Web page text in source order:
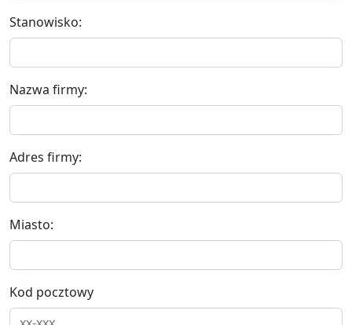
Stanowisko:
Nazwa firmy:
Adres firmy:
Miasto:
Kod pocztowy